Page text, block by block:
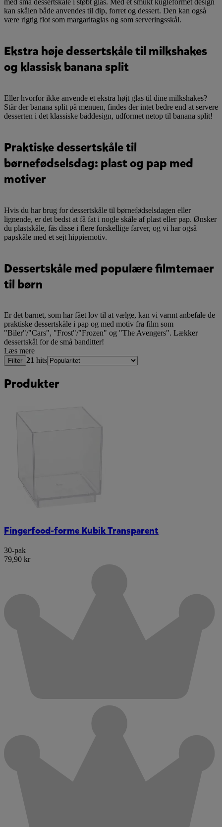
med små dessertskåle i støbt glas. Med et smukt kugleformet design
kan skålen både anvendes til dip, forret og dessert. Den kan også
være rigtig flot som margaritaglas og som serveringsskål.
Ekstra høje dessertskåle til milkshakes
og klassisk banana split
Eller hvorfor ikke anvende et ekstra højt glas til dine milkshakes?
Står der banana split på menuen, findes der intet bedre end at servere
desserten i det klassiske båddesign, udformet netop til banana split!
Praktiske dessertskåle til
børnefødselsdag: plast og pap med
motiver
Hvis du har brug for dessertskåle til børnefødselsdagen eller
lignende, er det bedst at få fat i nogle skåle af plast eller pap. Ønsker
du plastskåle, fås disse i flere forskellige farver, og vi har også
papskåle med et sejt hippiemotiv.
Dessertskåle med populære filmtemaer
til børn
Er det barnet, som har fået lov til at vælge, kan vi varmt anbefale de
praktiske dessertskåle i pap og med motiv fra film som
"Biler"/"Cars", "Frost"/"Frozen" og "The Avengers". Lækker
dessertskål for de små banditter!
Læs mere
Filter 21 hits
Produkter
Fingerfood-forme Kubik Transparent
30-pak
79,90 kr